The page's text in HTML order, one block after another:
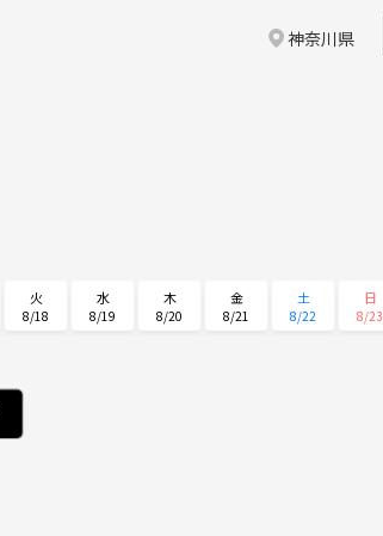
神奈川県
火
8/18
水
8/19
木
8/20
金
8/21
土
8/22
日
8/23